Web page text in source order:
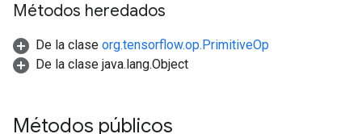
Métodos heredados
De la clase org.tensorflow.op.PrimitiveOp
De la clase java.lang.Object
Métodos públicos